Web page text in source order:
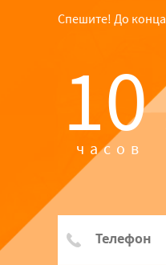
Спешите! До
10
часов